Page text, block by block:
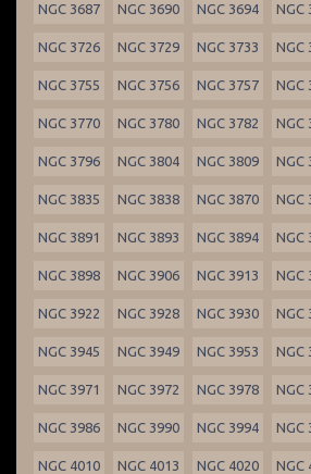
NGC 3687 NGC 3690 NGC 3694 NGC
NGC 3726 NGC 3729 NGC 3733 NGC
NGC 3755 NGC 3756 NGC 3757 NGC
NGC 3770 NGC 3780 NGC 3782 NGC
NGC 3796 NGC 3804 NGC 3809 NGC
NGC 3835 NGC 3838 NGC 3870 NGC
NGC 3891 NGC 3893 NGC 3894 NGC
NGC 3898 NGC 3906 NGC 3913 NGC
NGC 3922 NGC 3928 NGC 3930 NGC
NGC 3945 NGC 3949 NGC 3953 NGC
NGC 3971 NGC 3972 NGC 3978 NGC
NGC 3986 NGC 3990 NGC 3994 NGC
NGC 4010 NGC 4013 NGC 4020 NGC